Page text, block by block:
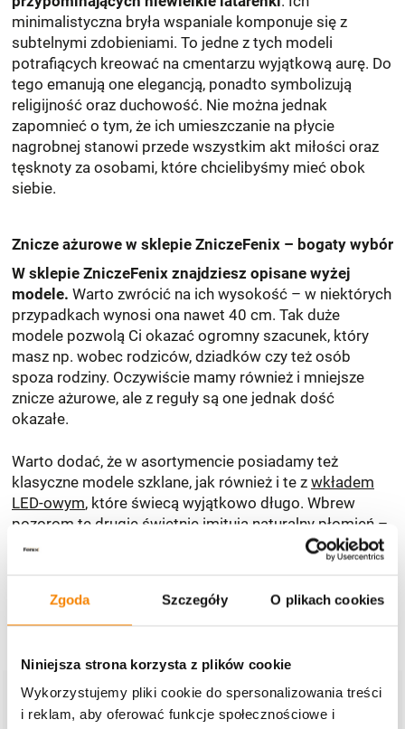
Zgoda Szczegóły O plikach cookies
Niniejsza strona korzysta z plików cookie
Wykorzystujemy pliki cookie do spersonalizowania treści
i reklam, aby oferować funkcje społecznościowe i
minimalistyczna bryła wspaniale komponuje się z
subtelnymi zdobieniami. To jedne z tych modeli
potrafiących kreować na cmentarzu wyjątkową aurę. Do
tego emanują one elegancją, ponadto symbolizują
religijność oraz duchowość. Nie można jednak
zapomnieć o tym, że ich umieszczanie na płycie
nagrobnej stanowi przede wszystkim akt miłości oraz
tęsknoty za osobami, które chcielibyśmy mieć obok
siebie.
Znicze ażurowe w sklepie ZniczeFenix – bogaty wybór
W sklepie ZniczeFenix znajdziesz opisane wyżej
modele. Warto zwrócić na ich wysokość – w niektórych
przypadkach wynosi ona nawet 40 cm. Tak duże
modele pozwolą Ci okazać ogromny szacunek, który
masz np. wobec rodziców, dziadków czy też osób
spoza rodziny. Oczywiście mamy również i mniejsze
znicze ażurowe, ale z reguły są one jednak dość
okazałe.
Warto dodać, że w asortymencie posiadamy też
klasyczne modele szklane, jak również i te z wkładem
LED-owym, które świecą wyjątkowo długo. Wbrew
pozorom te drugie świetnie imitują naturalny płomień –
sporo zależy tu jednak od Twoich preferencji
estetycznych. Przejrzyj pełną ofertę naszych zniczy i
Dodaj komentarz